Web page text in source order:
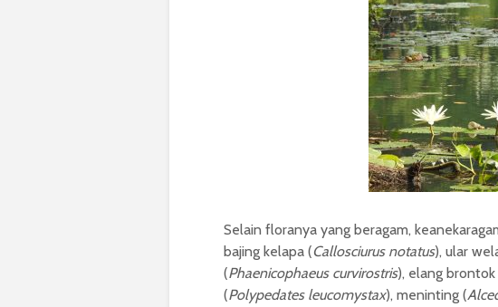
Selain floranya yang beragam,
bajing kelapa (Callosciurus notatus), ular
(Phaenicophaeus curvirostris), elang brontok
(Polypedates leucomystax), meninting (